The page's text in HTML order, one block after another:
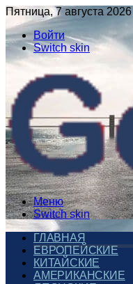
Пятница, 7 августа 2026
Войти
Switch skin
Меню
Switch skin
ГЛАВНАЯ
ЕВРОПЕЙСКИЕ
КИТАЙСКИЕ
АМЕРИКАНСКИЕ